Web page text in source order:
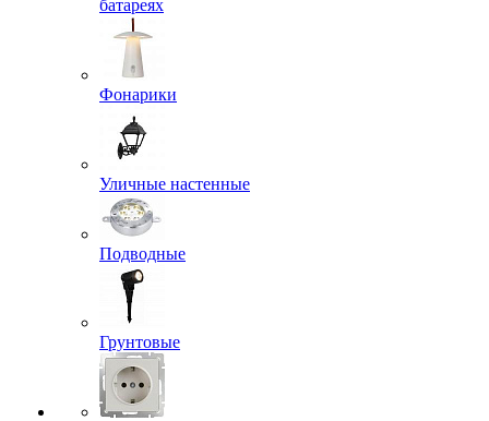
батареях
Фонарики
Уличные настенные
Подводные
Грунтовые